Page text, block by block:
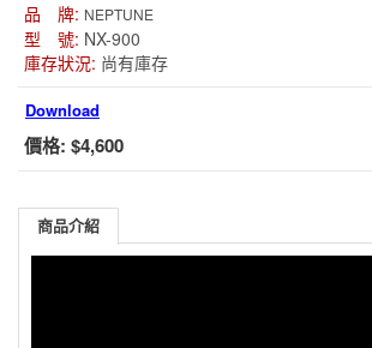
品 牌: NEPTUNE
型 號: NX-900
庫存狀況: 尚有庫存
Download
價格: $4,600
商品介紹